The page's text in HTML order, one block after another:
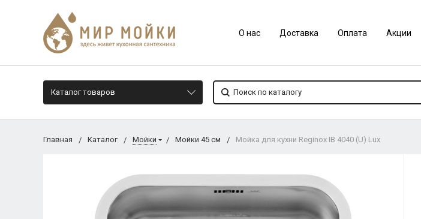
О нас Доставка Оплата Акции
Каталог товаров
Главная Каталог Мойки Мойки 45 см Мойка для кухни Reginox IB 4040 (U) Lux